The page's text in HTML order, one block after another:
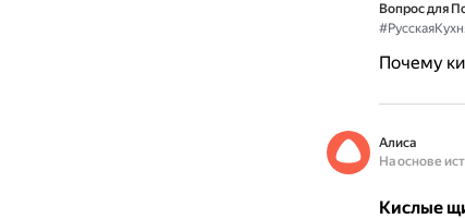
Вопрос для
Почему
Алиса
На основе
Кислые